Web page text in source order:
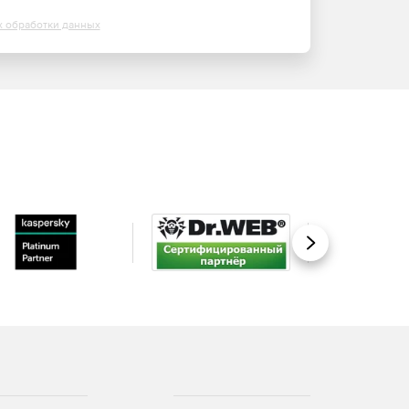
обработки данных
Вперед